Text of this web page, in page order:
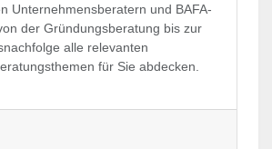
Unternehmensberatern und BAFA-
der Gründungsberatung bis zur
alle relevanten
für Sie abdecken.